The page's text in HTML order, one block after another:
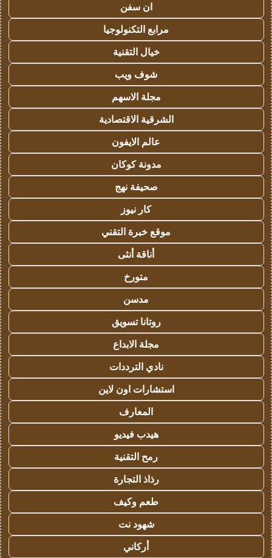
ان سفن
مرابع التكنولوجيا
خيال التقنية
شوف ويب
مجلة الاسهم
الشرقية الاقتصادية
عالم الايفون
مدونة كوكان
صحيفة نهج
كار نيوز
موقع خبرة التقني
أناقة أنثى
متورخ
مدسن
روتانا تسويق
مجلة الابداع
نادي الترددات
استشارات اون لاين
المعارف
هيدب فيديو
رمح التقنية
رذاذ التجارة
طعم وكيف
شهود نت
أركاني